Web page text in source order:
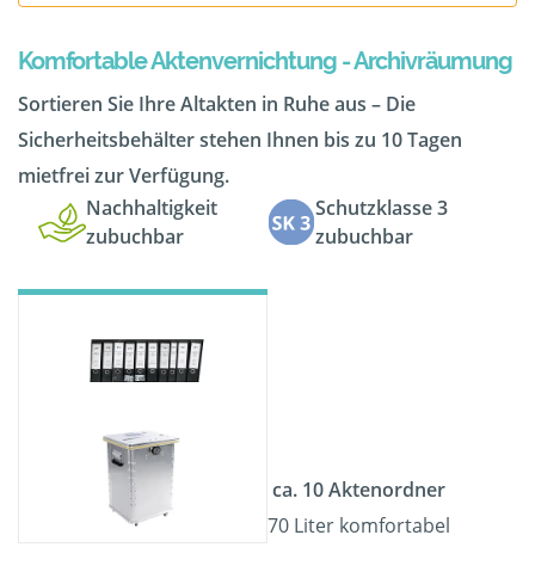
Komfortable Aktenvernichtung - Archivräumung
Sortieren Sie Ihre Altakten in Ruhe aus – Die
Sicherheitsbehälter stehen Ihnen bis zu 10 Tagen
mietfrei zur Verfügung.
Nachhaltigkeit
zubuchbar
Schutzklasse 3
zubuchbar
ca. 10 Aktenordner
70 Liter komfortabel